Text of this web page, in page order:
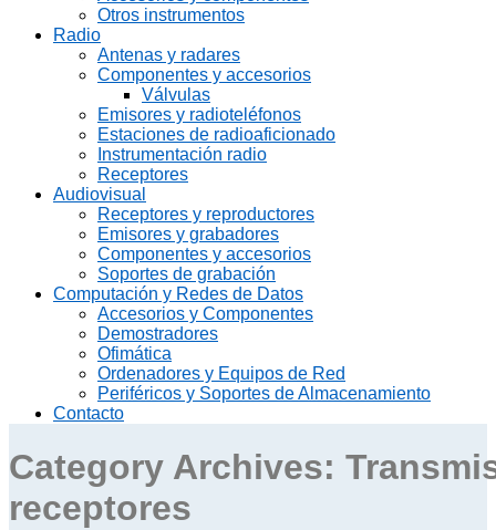
Otros instrumentos
Radio
Antenas y radares
Componentes y accesorios
Válvulas
Emisores y radioteléfonos
Estaciones de radioaficionado
Instrumentación radio
Receptores
Audiovisual
Receptores y reproductores
Emisores y grabadores
Componentes y accesorios
Soportes de grabación
Computación y Redes de Datos
Accesorios y Componentes
Demostradores
Ofimática
Ordenadores y Equipos de Red
Periféricos y Soportes de Almacenamiento
Contacto
Category Archives:
receptores